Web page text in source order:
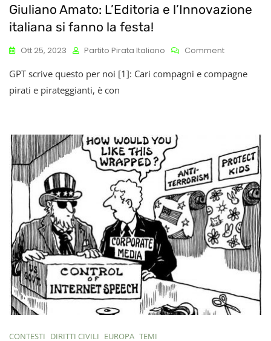
Giuliano Amato: L’Editoria e l’Innovazione
italiana si fanno la festa!
Ott 25, 2023 Partito Pirata Italiano CommentOn
La
Giuliano
Amato:
L’Editoria
E
Italiana
Si
Fanno
La
Festa!
GPT scrive questo per noi [1]: Cari compagni e compagne
pirati e pirateggianti, è con
CONTESTI DIRITTI CIVILI EUROPA TEMI